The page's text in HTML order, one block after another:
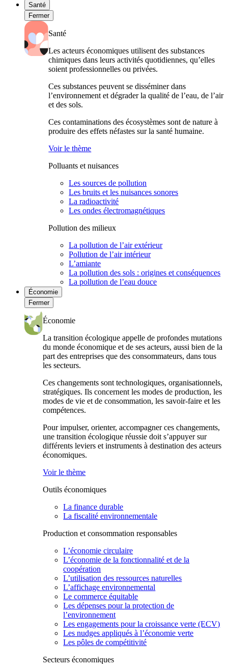
Santé
Fermer
Santé
Les acteurs économiques utilisent des substances
chimiques dans leurs activités quotidiennes, qu’elles
soient professionnelles ou privées.
Ces substances peuvent se disséminer dans
l’environnement et dégrader la qualité de l’eau, de l’air
et des sols.
Ces contaminations des écosystèmes sont de nature à
produire des effets néfastes sur la santé humaine.
Voir le thème
Polluants et nuisances
Les sources de pollution
Les bruits et les nuisances sonores
La radioactivité
Les ondes électromagnétiques
Pollution des milieux
La pollution de l’air extérieur
Pollution de l’air intérieur
L’amiante
La pollution des sols : origines et conséquences
La pollution de l’eau douce
Économie
Fermer
Économie
La transition écologique appelle de profondes mutations
du monde économique et de ses acteurs, aussi bien de la
part des entreprises que des consommateurs, dans tous
les secteurs.
Ces changements sont technologiques, organisationnels,
stratégiques. Ils concernent les modes de production, les
modes de vie et de consommation, les savoir-faire et les
compétences.
Pour impulser, orienter, accompagner ces changements,
une transition écologique réussie doit s’appuyer sur
différents leviers et instruments à destination des acteurs
économiques.
Voir le thème
Outils économiques
La finance durable
La fiscalité environnementale
Production et consommation responsables
L’économie circulaire
L’économie de la fonctionnalité et de la
coopération
L’utilisation des ressources naturelles
L’affichage environnemental
Le commerce équitable
Les dépenses pour la protection de
l’environnement
Les engagements pour la croissance verte (ECV)
Les nudges appliqués à l’économie verte
Les pôles de compétitivité
Secteurs économiques